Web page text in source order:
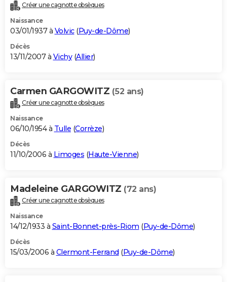
Créer une cagnotte obsèques
Naissance
03/01/1937 à Volvic(Puy-de-Dôme)
Décès
13/11/2007 à Vichy(Allier)
Carmen GARGOWITZ (52 ans)
Créer une cagnotte obsèques
Naissance
06/10/1954 à Tulle (Corrèze)
Décès
11/10/2006 à Limoges (Haute-Vienne)
Madeleine GARGOWITZ (72 ans)
Créer une cagnotte obsèques
Naissance
14/12/1933 à Saint-Bonnet-près-Riom (Puy-de-Dôme)
Décès
15/03/2006 à Clermont-Ferrand (Puy-de-Dôme)